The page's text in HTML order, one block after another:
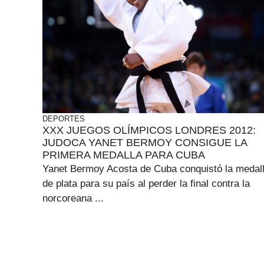
DEPORTES
XXX JUEGOS OLÍMPICOS LONDRES 2012:
JUDOCA YANET BERMOY CONSIGUE LA
PRIMERA MEDALLA PARA CUBA
Yanet Bermoy Acosta de Cuba conquistó la
de plata para su país al perder la final contra la
norcoreana ...